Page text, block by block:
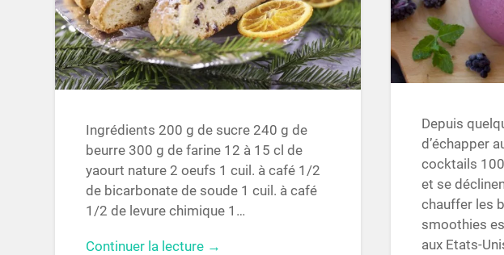
Depuis
d’échapper
cocktails
et se
chauffer les
smoothies
aux Etats-
Ingrédients 200 g de sucre 240 g de
beurre 300 g de farine 12 à 15 cl de
yaourt nature 2 oeufs 1 cuil. à café 1/2
de bicarbonate de soude 1 cuil. à café
1/2 de levure chimique 1…
Continuer la lecture →